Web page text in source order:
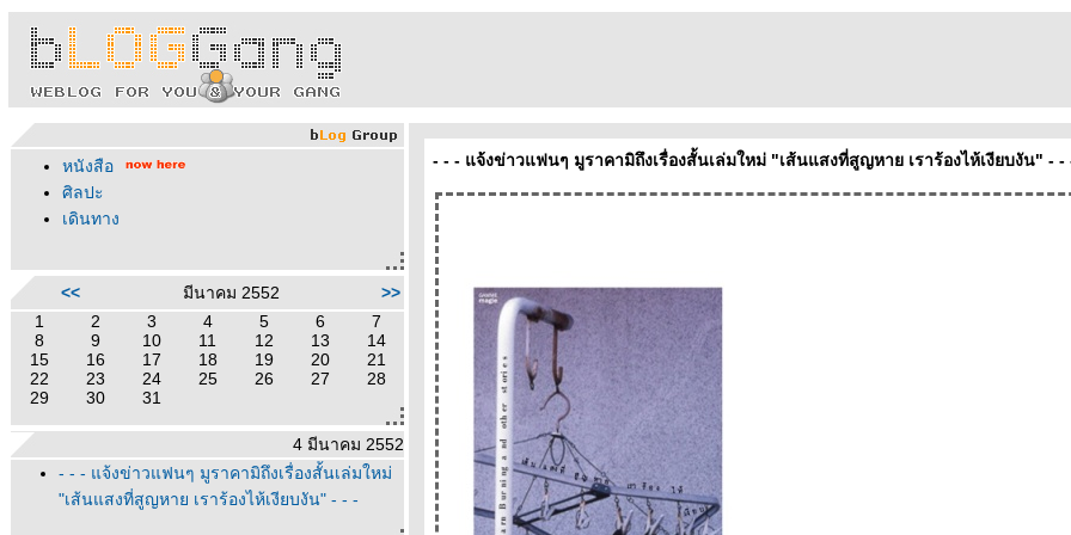
หนังสือ
ศิลปะ
เดินทาง
<< มีนาคม 2552
>>
1
2 3 4 5 6
7
8
9 10 11 12 13
14
15
16 17 18 19 20
21
22
23 24 25 26 27
28
29
30 31
4 มีนาคม 2552
- - - แจ้งข่าวแฟนๆ มูราคามิถึงเรื่องสั้นเล่มใหม่
"เส้นแสงที่สูญหาย เราร้องไห้เงียบงัน" - - -
- - - แจ้งข่าวแฟนๆ มูราคามิถึงเรื่องสั้นเล่มใหม่ "เส้นแสงที่สูญหาย เราร้องไห้เงียบงัน" - -